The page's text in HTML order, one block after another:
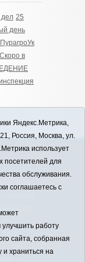
дел 25
день
ПурагроУк
Скоро в
2026
10-33
от
Яндекс.Метрика,
Россия, Москва, ул.
использует
посетителей для
обслуживания.
соглашаетесь с
работу
сайта, собранная
и храниться на